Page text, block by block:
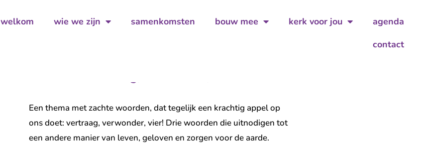
welkom wie we zijn samenkomsten bouw mee kerk voor jou
agenda
contact
Een thema met zachte woorden, dat tegelijk een krachtig appel op
ons doet: vertraag, verwonder, vier! Drie woorden die uitnodigen tot
een andere manier van leven, geloven en zorgen voor de aarde.